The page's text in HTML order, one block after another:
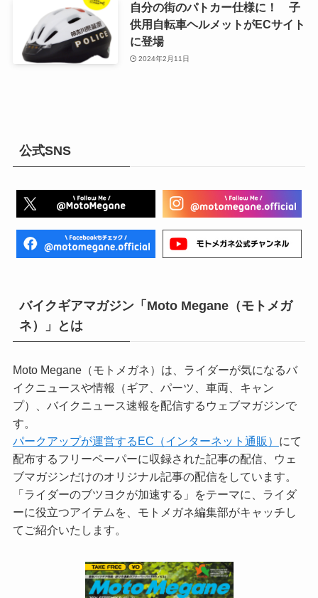
自分の街のパトカー仕様に！ 子
供用自転車ヘルメットがECサイト
に登場
2024年2月11日
公式SNS
バイクギアマガジン「Moto Megane（モトメガ
ネ）」とは
Moto Megane（モトメガネ）は、ライダーが気になるバ
イクニュースや情報（ギア、パーツ、車両、キャン
プ）、バイクニュース速報を配信するウェブマガジンで
す。
パークアップが運営するEC（インターネット通販） にて
配布するフリーペーパーに収録された記事の配信、ウェ
ブマガジンだけのオリジナル記事の配信をしています。
「ライダーのブツヨクが加速する」をテーマに、ライダ
ーに役立つアイテムを、モトメガネ編集部がキャッチし
てご紹介いたします。